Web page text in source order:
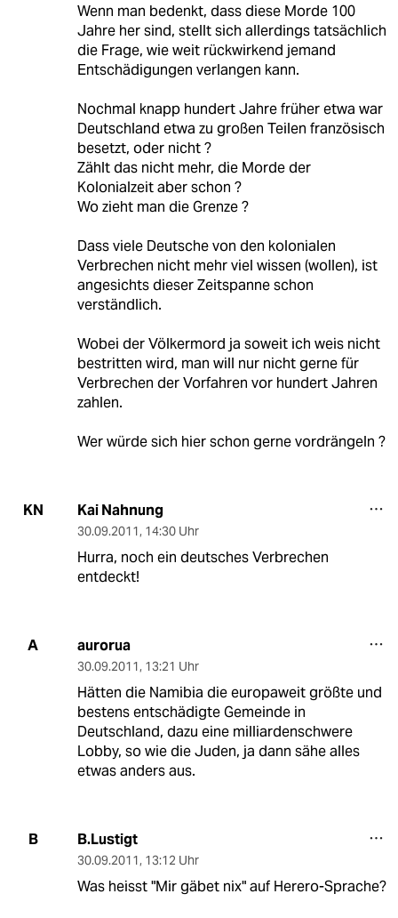
Wenn man bedenkt, dass diese Morde 100
Jahre her sind, stellt sich allerdings tatsächlich
die Frage, wie weit rückwirkend jemand
Entschädigungen verlangen kann.
Nochmal knapp hundert Jahre früher etwa war
Deutschland etwa zu großen Teilen französisch
besetzt, oder nicht ?
Zählt das nicht mehr, die Morde der
Kolonialzeit aber schon ?
Wo zieht man die Grenze ?
Dass viele Deutsche von den kolonialen
Verbrechen nicht mehr viel wissen (wollen), ist
angesichts dieser Zeitspanne schon
verständlich.
Wobei der Völkermord ja soweit ich weis nicht
bestritten wird, man will nur nicht gerne für
Verbrechen der Vorfahren vor hundert Jahren
zahlen.
Wer würde sich hier schon gerne vordrängeln ?
KN Kai Nahnung
30.09.2011, 14:30 Uhr
Hurra, noch ein deutsches Verbrechen
entdeckt!
A aurorua
30.09.2011, 13:21 Uhr
Hätten die Namibia die europaweit größte und
bestens entschädigte Gemeinde in
Deutschland, dazu eine milliardenschwere
Lobby, so wie die Juden, ja dann sähe alles
etwas anders aus.
B B.Lustigt
30.09.2011, 13:12 Uhr
Was heisst "Mir gäbet nix" auf Herero-Sprache?